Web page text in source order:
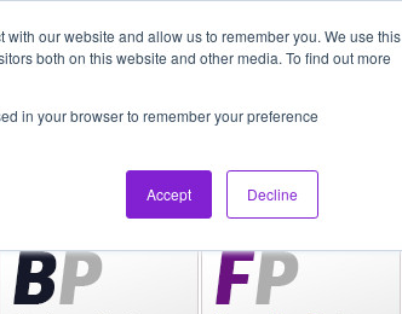
our website and allow us to remember you. We use this
both on this website and other media. To find out more
in your browser to remember your preference
Accept Decline
＆イベント 社長ブログ FAQ